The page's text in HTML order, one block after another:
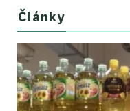
Články